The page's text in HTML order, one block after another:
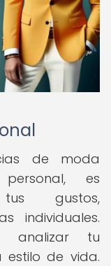
de moda
es
gustos,
individuales.
analizar tu
de vida.